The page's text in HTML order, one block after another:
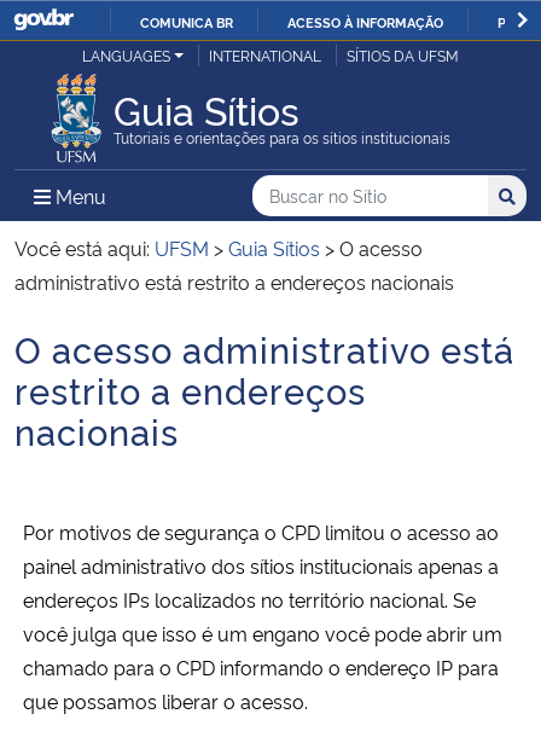
IR
O
COMUNICA BR ACESSO À INFORMAÇÃO
Ministério da Justiça e Segurança Pública
Ministério da Defesa
Ministério das Relações Exteriores
Ministério da Infraestrutura
Ministério da Agricultura, Pecuária e Abastecimento
Ministério da Cidadania
Ministério da Saúde
LANGUAGES INTERNATIONAL SÍTIOS DA UFSM
Guia Sítios
Tutoriais e orientações para os sítios institucionais
Menu Menu Principal do Sítio
Busca
Buscar no no Sítio
Busca:
Você está aqui: UFSM >Guia Sítios >O acesso
administrativo está restrito a endereços nacionais
Início do conteúdo
O acesso administrativo está
restrito a endereços
nacionais
Por motivos de segurança o CPD limitou o acesso ao
painel administrativo dos sítios institucionais apenas a
endereços IPs localizados no território nacional. Se
você julga que isso é um engano você pode abrir um
chamado para o CPD informando o endereço IP para
que possamos liberar o acesso.